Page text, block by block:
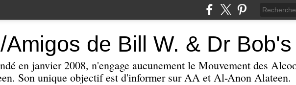
Amigos de Bill W. & Dr
en janvier 2008, n'engage aucunement le Mouvement des
Son unique objectif est d'informer sur AA et Al-Anon Alateen.